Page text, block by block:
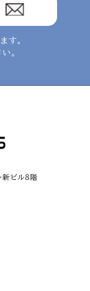
す。
。
ビル８階